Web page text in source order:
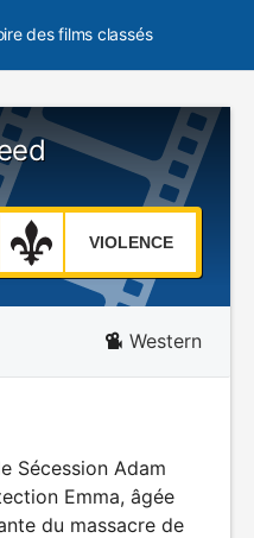
des films classés
VIOLENCE
Western
Sécession Adam
Emma, âgée
du massacre de